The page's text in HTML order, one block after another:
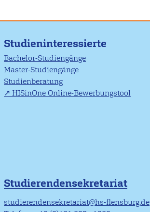
Studieninteressierte
Bachelor-Studiengänge
Master-Studiengänge
Studienberatung
HISinOne Online-Bewerbungstool
Studierendensekretariat
studierendensekretariat@hs-flensburg.de